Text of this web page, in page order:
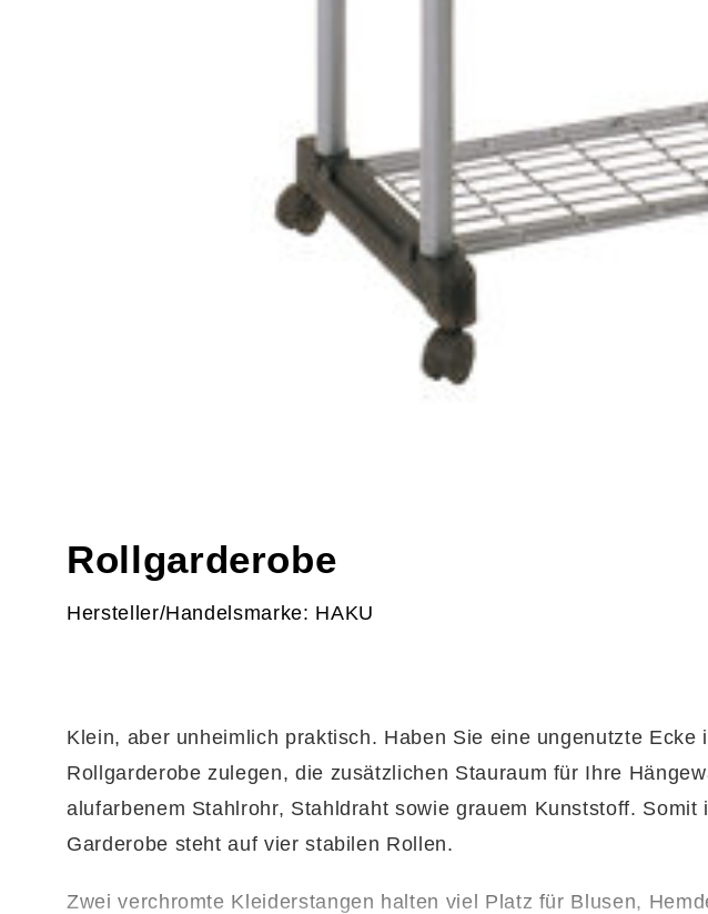
Rollgarderobe
Hersteller/Handelsmarke: HAKU
Klein, aber unheimlich praktisch. Haben Sie eine ungenutzte
Rollgarderobe zulegen, die zusätzlichen Stauraum für Ihre
alufarbenem Stahlrohr, Stahldraht sowie grauem Kunststoff.
Garderobe steht auf vier stabilen Rollen.
Zwei verchromte Kleiderstangen halten viel Platz für Blusen,